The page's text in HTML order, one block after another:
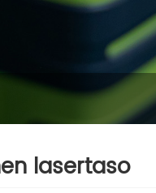
lasertaso